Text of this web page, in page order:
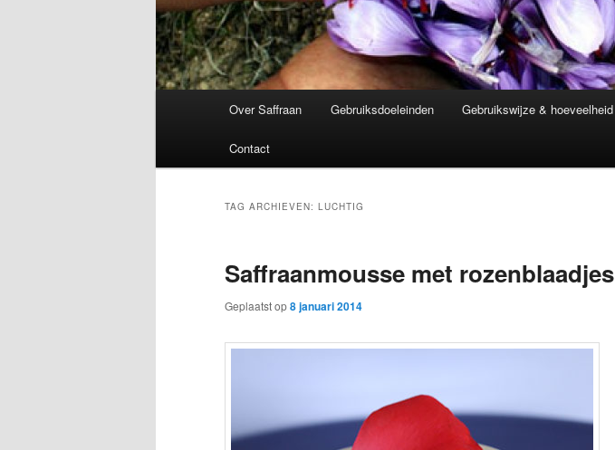
Over Saffraan Gebruiksdoeleinden Gebruikswijze & hoeveelheid
Contact
TAG ARCHIEVEN: LUCHTIG
Saffraanmousse met rozenblaadjes
Geplaatst op8 januari 2014